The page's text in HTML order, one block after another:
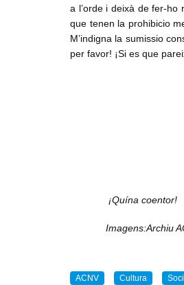
a l’orde i deixà de fer-ho
que tenen la prohibicio
M’indigna la sumissio
per favor! ¡Si es que
¡Quína coentor!
Imagens:Archiu
ACNV Cultura